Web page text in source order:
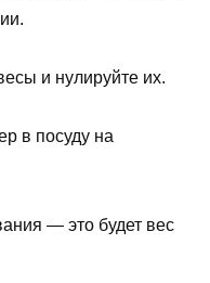
и нулируйте их.
в посуду на
— это будет вес